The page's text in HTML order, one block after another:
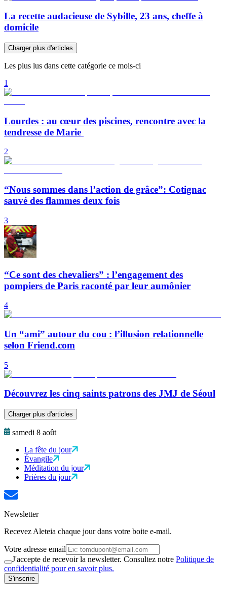
La recette audacieuse de Sybille, 23 ans, cheffe à
domicile
Charger plus d'articles
Les plus lus dans cette catégorie ce mois-ci
1
Lourdes : au cœur des piscines, rencontre avec la
tendresse de Marie
2
“Nous sommes dans l’action de grâce”: Cotignac
sauvé des flammes deux fois
3
“Ce sont des chevaliers” : l’engagement des
pompiers de Paris raconté par leur aumônier
4
Un “ami” autour du cou : l’illusion relationnelle
selon Friend.com
5
Découvrez les cinq saints patrons des JMJ de Séoul
Charger plus d'articles
samedi 8 août
La fête du jour
Évangile
Méditation du jour
Prières du jour
Newsletter
Recevez Aleteia chaque jour dans votre boite e-mail.
Votre adresse email
J'accepte de recevoir la newsletter. Consultez notre Politique de
confidentialité pour en savoir plus.
S'inscrire